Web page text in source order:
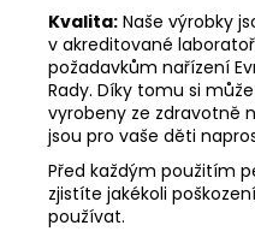
Kvalita: Naše výrobky
v akreditované
požadavkům nařízení
Rady. Díky tomu si
vyrobeny ze zdravotně
jsou pro vaše děti
Před každým použitím
zjistíte jakékoli
používat.